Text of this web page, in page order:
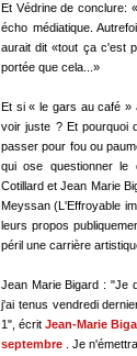
Et Védrine de conclure:
écho médiatique.
aurait dit «tout ça c'est
portée que cela...»
Et si « le gars au café »
voir juste ? Et pourquoi
passer pour fou ou
qui ose questionner le
Cotillard et Jean Marie
Meyssan (L'Effroyable
leurs propos
péril une carrière
Jean Marie Bigard : "Je
j'ai tenus vendredi
1", écritJean-Marie
septembre . Je